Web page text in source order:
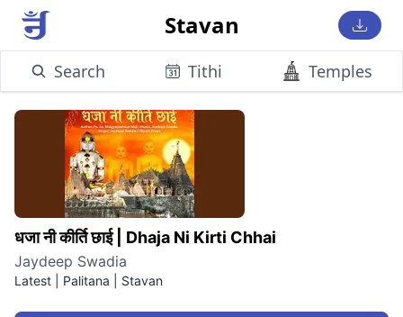
Stavan
Search Tithi Temples
धजा नी कीर्ति छाई| Dhaja Ni Kirti Chhai
Jaydeep Swadia
Latest | Palitana Stavan